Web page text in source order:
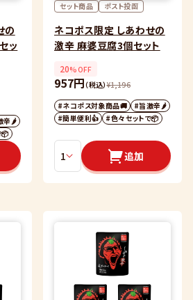
の
ッ
辛🌶
セット商品 ポスト投函
ネコポス限定 しあわせの
激辛 麻婆豆腐3個セット
20%OFF
957円（税込）¥1,196
#ネコポス対象商品🚚
#旨激辛🌶
#簡単便利👍
#色々セットで📦
追加